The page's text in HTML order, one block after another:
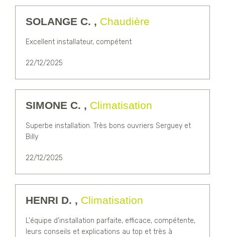
SOLANGE C. , Chaudière
Excellent installateur, compétent
22/12/2025
SIMONE C. , Climatisation
Superbe installation. Très bons ouvriers Serguey et
Billy
22/12/2025
HENRI D. , Climatisation
L'équipe d'installation parfaite, efficace, compétente,
leurs conseils et explications au top et très à